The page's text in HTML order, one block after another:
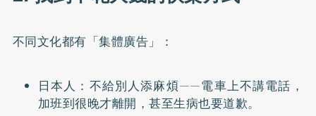
不同文化都有「集體廣告」：
日本人：不給別人添麻煩——電車上不講電話，
加班到很晚才離開，甚至生病也要道歉。